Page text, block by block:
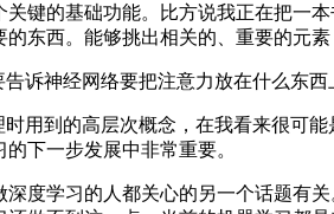
的基础功能。比方说我正在把一本
东西。能够挑出相关的、重要的元素
神经网络要把注意力放在什么东西
到的高层次概念，在我看来很可能
下一步发展中非常重要。
学习的人都关心的另一个话题有关